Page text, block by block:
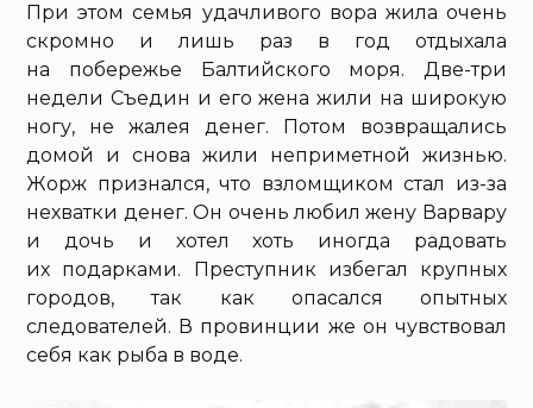
При этом семья удачливого вора жила очень
скромно и лишь раз в год отдыхала
на побережье Балтийского моря. Две-три
недели Съедин и его жена жили на широкую
ногу, не жалея денег. Потом возвращались
домой и снова жили неприметной жизнью.
Жорж признался, что взломщиком стал из-за
нехватки денег. Он очень любил жену Варвару
и дочь и хотел хоть иногда радовать
их подарками. Преступник избегал крупных
городов, так как опасался опытных
следователей. В провинции же он чувствовал
себя как рыба в воде.